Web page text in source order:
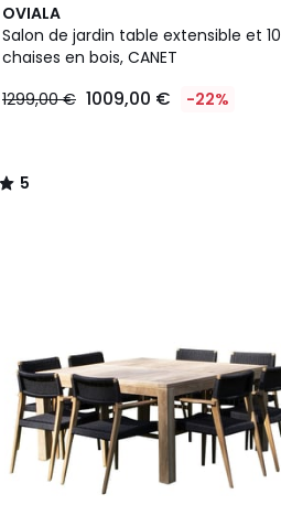
OVIALA
Salon de jardin table extensible et 10
chaises en bois, CANET
1299,00 € 1009,00 € -22%
5
/
5
5
/